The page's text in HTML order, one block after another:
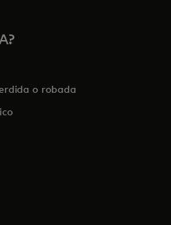
o robada
nueva